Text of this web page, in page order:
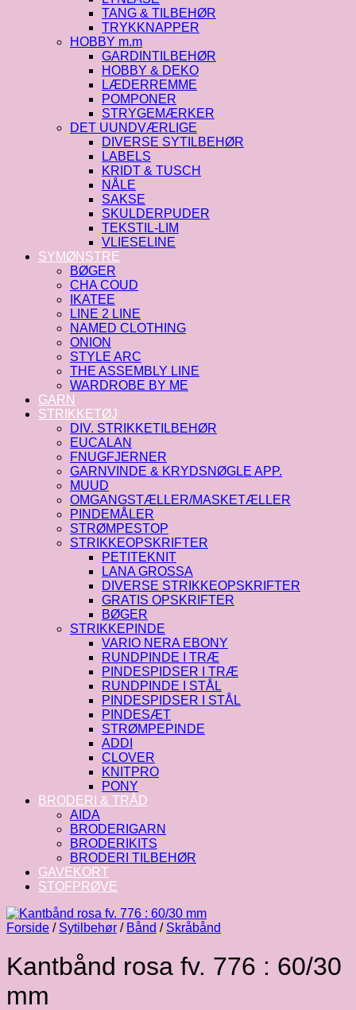
TANG & TILBEHØR
TRYKKNAPPER
HOBBY m.m
GARDINTILBEHØR
HOBBY & DEKO
LÆDERREMME
POMPONER
STRYGEMÆRKER
DET UUNDVÆRLIGE
DIVERSE SYTILBEHØR
LABELS
KRIDT & TUSCH
NÅLE
SAKSE
SKULDERPUDER
TEKSTIL-LIM
VLIESELINE
SYMØNSTRE
BØGER
CHA COUD
IKATEE
LINE 2 LINE
NAMED CLOTHING
ONION
STYLE ARC
THE ASSEMBLY LINE
WARDROBE BY ME
GARN
STRIKKETØJ
DIV. STRIKKETILBEHØR
EUCALAN
FNUGFJERNER
GARNVINDE & KRYDSNØGLE APP.
MUUD
OMGANGSTÆLLER/MASKETÆLLER
PINDEMÅLER
STRØMPESTOP
STRIKKEOPSKRIFTER
PETITEKNIT
LANA GROSSA
DIVERSE STRIKKEOPSKRIFTER
GRATIS OPSKRIFTER
BØGER
STRIKKEPINDE
VARIO NERA EBONY
RUNDPINDE I TRÆ
PINDESPIDSER I TRÆ
RUNDPINDE I STÅL
PINDESPIDSER I STÅL
PINDESÆT
STRØMPEPINDE
ADDI
CLOVER
KNITPRO
PONY
BRODERI & TRÅD
AIDA
BRODERIGARN
BRODERIKITS
BRODERI TILBEHØR
GAVEKORT
STOFPRØVE
Forside / Sytilbehør / Bånd / Skråbånd
Kantbånd rosa fv. 776 : 60/30
mm